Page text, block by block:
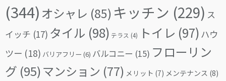
(344) オシャレ (85) キッチン (229) ス
イッチ (17) タイル (98) テラス (4) トイレ (97) ハウ
ツー (18) バリアフリー (6) バルコニー (15) フローリン
グ (95)マンション (77) メリット (7) メンテナンス (8)